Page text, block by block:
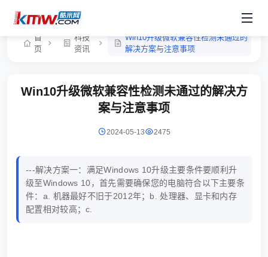
首
页
科技
资讯
Win10升级微软兼容性检测未通过的
解决方案与注意事项
Win10升级微软兼容性检测未通过的解决方
案与注意事项
2024-05-13 2475
---解决方案一：满足Windows 10升级主要条件要顺利升
级至Windows 10，首先需要确保您的电脑符合以下主要条
件：a. 机器最好不旧于2012年；b. 处理器、显卡和内存
配置相对较高；c.